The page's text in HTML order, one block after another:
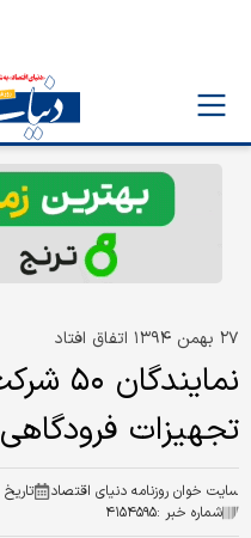
۲۷ بهمن ۱۳۹۴ اتفاق افتاد
تجهیزات
سایت خوان روزنامه دنیای اقتصاد
شماره خبر :۴۱۵۴۵۹۵